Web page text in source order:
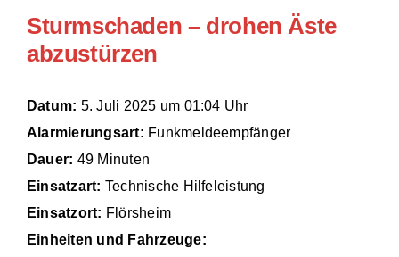
Bürgerinfo
Technik
Sturmschaden – drohen Äste
abzustürzen
Datum: 5. Juli 2025 um 01:04 Uhr
Alarmierungsart: Funkmeldeempfänger
Dauer: 49 Minuten
Einsatzart: Technische Hilfeleistung
Einsatzort: Flörsheim
Einheiten und Fahrzeuge: